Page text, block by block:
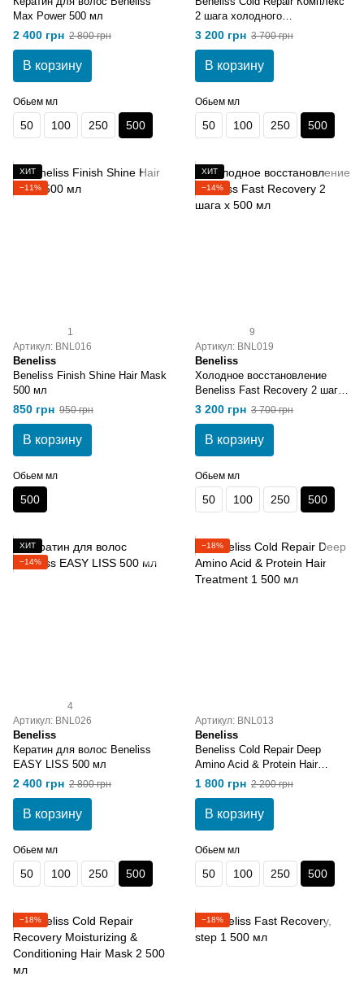
Max Power 500 мл
2 400 грн 2 800 грн
В корзину
Обьем мл
50 100 250 500
2 шага холодного
восстановления 500 мл
3 200 грн 3 700 грн
В корзину
Обьем мл
50 100 250 500
ХИТ
−11%
1
Артикул: BNL016
Beneliss
Beneliss Finish Shine Hair Mask
500 мл
850 грн 950 грн
В корзину
Обьем мл
500
ХИТ
−14%
9
Артикул: BNL019
Beneliss
Холодное восстановление
Beneliss Fast Recovery 2 шага
x 500 мл
3 200 грн 3 700 грн
В корзину
Обьем мл
50 100 250 500
ХИТ
−14%
4
Артикул: BNL026
Beneliss
Кератин для волос Beneliss
EASY LISS 500 мл
2 400 грн 2 800 грн
В корзину
Обьем мл
50 100 250 500
−18%
Артикул: BNL013
Beneliss
Beneliss Cold Repair Deep
Amino Acid & Protein Hair
Treatment 1 500 мл
1 800 грн 2 200 грн
В корзину
Обьем мл
50 100 250 500
−18% −18%